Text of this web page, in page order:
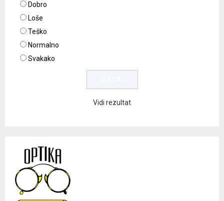
Dobro
Loše
Teško
Normalno
Svakako
Vidi rezultat